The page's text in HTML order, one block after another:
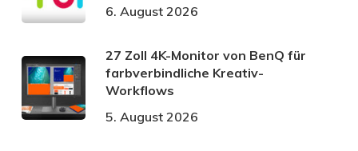
6. August 2026
27 Zoll 4K-Monitor von BenQ für
farbverbindliche Kreativ-
Workflows
5. August 2026